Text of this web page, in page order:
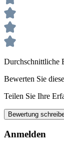
Durchschnittliche
Bewerten Sie
Teilen Sie Ihre
Bewertung
Anmelden